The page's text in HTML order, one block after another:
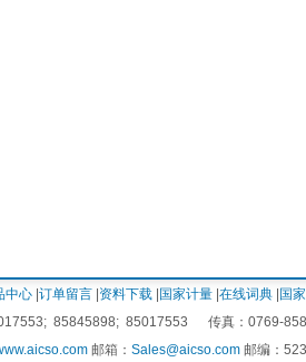
中心 订单留言 资料下载 国家计量 在线词典 国
85845898; 85017553 传真：0769-
邮箱： Sales@aicso.com邮编：